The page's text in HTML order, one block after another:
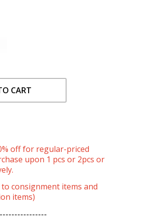
CART
off for regular-priced
upon 1 pcs or 2pcs or
consignment items and
items)